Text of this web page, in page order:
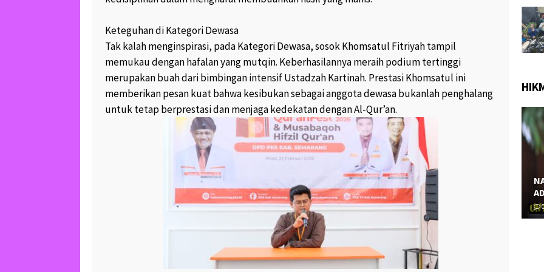
Keteguhan di Kategori Dewasa
Tak kalah menginspirasi, pada Kategori Dewasa, sosok Khomsatul Fitriyah tampil
memukau dengan hafalan yang mutqin. Keberhasilannya meraih podium tertinggi
merupakan buah dari bimbingan intensif Ustadzah Kartinah. Prestasi Khomsatul ini
memberikan pesan kuat bahwa kesibukan sebagai anggota dewasa bukanlah penghalang
untuk tetap berprestasi dan menjaga kedekatan dengan Al-Qur’an.
LUCU DAN UNIKNYA GAMBAR
DUA KERA EKOR PANJANG YANG
SEDANG BERCENGKERAMA “
July 30, 2017 8.8K views
HINGGA PSK BERJILBAB “
April 2, 2017 207 views